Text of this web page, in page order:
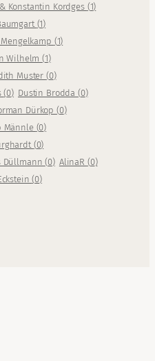
Konstantin Kordges (1)
(1)
(1)
Wilhelm(1)
Muster (0)
(0) Dustin Brodda (0)
Dürkop (0)
Männle (0)
(0)
Düllmann(0) AlinaR (0)
(0)